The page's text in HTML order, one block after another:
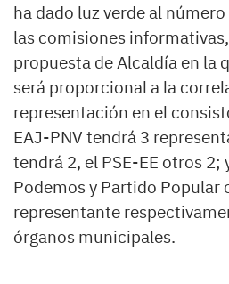
ha dado luz verde al
las comisiones
propuesta de Alcaldía en la
será proporcional a la
representación en el
EAJ-PNV tendrá 3
tendrá 2, el PSE-EE otros 2;
Podemos y Partido Popular
representante
órganos municipales.